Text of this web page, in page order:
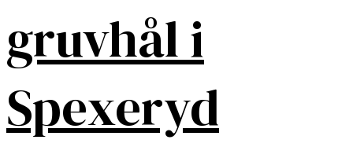
gruvhål i
Spexeryd